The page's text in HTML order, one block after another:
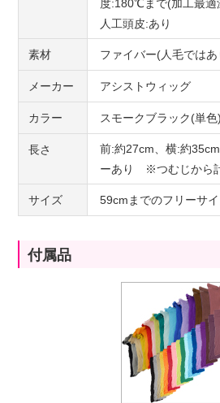
度:180℃まで(加工最
人工頭皮:あり
素材 ファイバー(人毛では
メーカー アシストウィッグ
カラー スモークブラック(単色)
長さ
前:約27cm、横:約
ーあり ※つむじから
サイズ 59cmまでのフリーサ
付属品